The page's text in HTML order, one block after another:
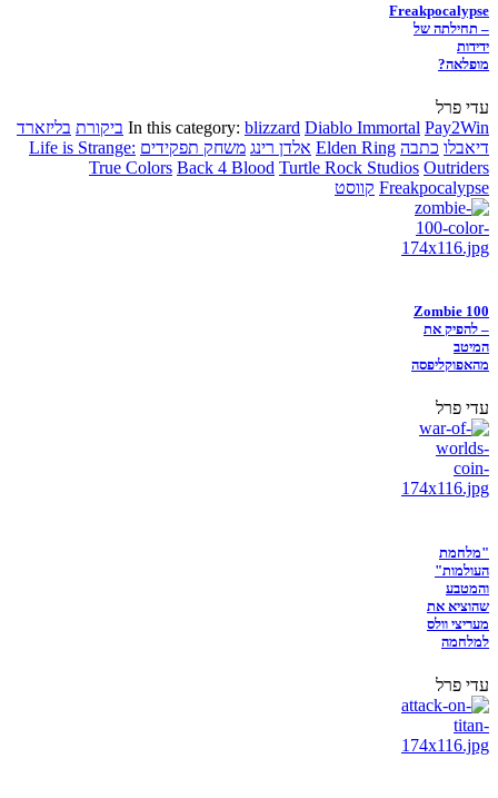
Freakpocalypse
– תחילתה של
ידידות
מופלאה?
עדי פרל
In this category: blizzard Diablo Immortal Pay2Win ביקורת בליזארד
דיאבלו כתבה Elden Ring אלדן רינג משחק תפקידים Life is Strange:
True Colors Back 4 Blood Turtle Rock Studios Outriders
Freakpocalypse קווסט
Zombie 100
– להפיק את
המיטב
מהאפוקליפסה
עדי פרל
"מלחמת
העולמות"
והמטבע
שהוציא את
מעריצי וולס
למלחמה
עדי פרל